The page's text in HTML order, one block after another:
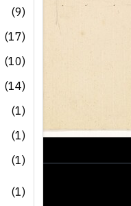
(9)
(17)
(10)
(14)
(1)
(1)
(1)
(1)